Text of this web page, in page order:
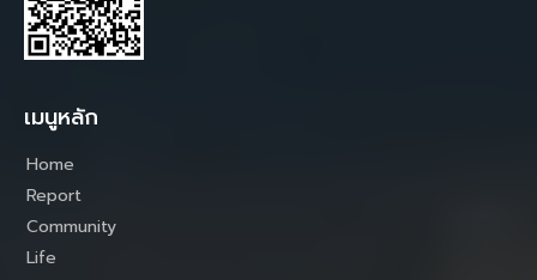
เมนูหลัก
Home
Report
Community
Life